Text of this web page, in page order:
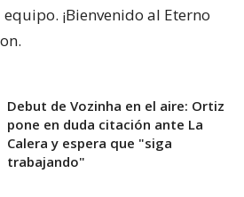
¡Bienvenido al Eterno
Debut de Vozinha en el aire: Ortiz
pone en duda citación ante La
Calera y espera que "siga
trabajando"